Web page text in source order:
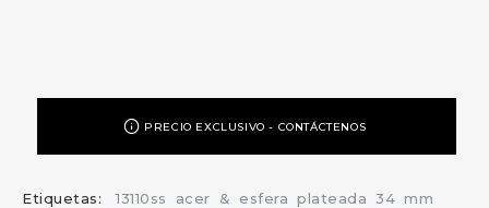
PRECIO EXCLUSIVO - CONTÁCTENOS
Etiquetas: 13110ss acer & esfera plateada 34 mm